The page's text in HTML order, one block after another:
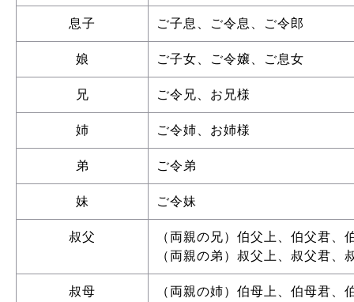
息子 ご子息、ご令息、ご令郎
娘 ご子女、ご令嬢、ご息女
兄 ご令兄、お兄様
姉 ご令姉、お姉様
弟 ご令弟
妹 ご令妹
叔父
（両親の兄）伯父上、伯父君、
（両親の弟）叔父上、叔父君、
叔母
（両親の姉）伯母上、伯母君、